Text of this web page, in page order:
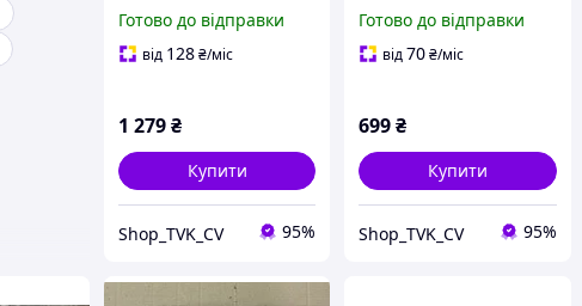
Готово до відправки
від 128₴/міс
1 279₴
Купити
Shop_TVK_CV 95%
Готово до відправки
від70₴/міс
699₴
Купити
Shop_TVK_CV 95%